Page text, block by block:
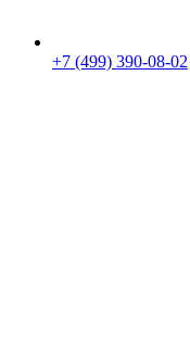
+7 (499) 390-08-02